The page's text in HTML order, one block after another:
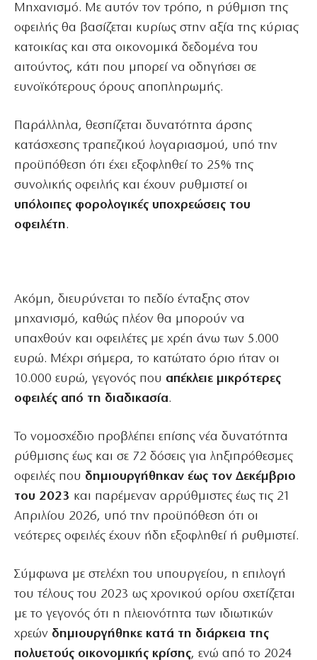
Μηχανισμό. Με αυτόν τον τρόπο, η ρύθμιση της
οφειλής θα βασίζεται κυρίως στην αξία της κύριας
κατοικίας και στα οικονομικά δεδομένα του
αιτούντος, κάτι που μπορεί να οδηγήσει σε
ευνοϊκότερους όρους αποπληρωμής.
Παράλληλα, θεσπίζεται δυνατότητα άρσης
κατάσχεσης τραπεζικού λογαριασμού, υπό την
προϋπόθεση ότι έχει εξοφληθεί το 25% της
συνολικής οφειλής και έχουν ρυθμιστεί οι
υπόλοιπες φορολογικές υποχρεώσεις του
οφειλέτη.
Ακόμη, διευρύνεται το πεδίο ένταξης στον
μηχανισμό, καθώς πλέον θα μπορούν να
υπαχθούν και οφειλέτες με χρέη άνω των 5.000
ευρώ. Μέχρι σήμερα, το κατώτατο όριο ήταν οι
10.000 ευρώ, γεγονός που απέκλειε μικρότερες
οφειλές από τη διαδικασία.
Το νομοσχέδιο προβλέπει επίσης νέα δυνατότητα
ρύθμισης έως και σε 72 δόσεις για ληξιπρόθεσμες
οφειλές που δημιουργήθηκαν έως τον Δεκέμβριο
του 2023 και παρέμεναν αρρύθμιστες έως τις 21
Απριλίου 2026, υπό την προϋπόθεση ότι οι
νεότερες οφειλές έχουν ήδη εξοφληθεί ή ρυθμιστεί.
Σύμφωνα με στελέχη του υπουργείου, η επιλογή
του τέλους του 2023 ως χρονικού ορίου σχετίζεται
με το γεγονός ότι η πλειονότητα των ιδιωτικών
χρεών δημιουργήθηκε κατά τη διάρκεια της
πολυετούς οικονομικής κρίσης, ενώ από το 2024